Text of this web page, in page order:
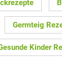
Germteig
Kinder